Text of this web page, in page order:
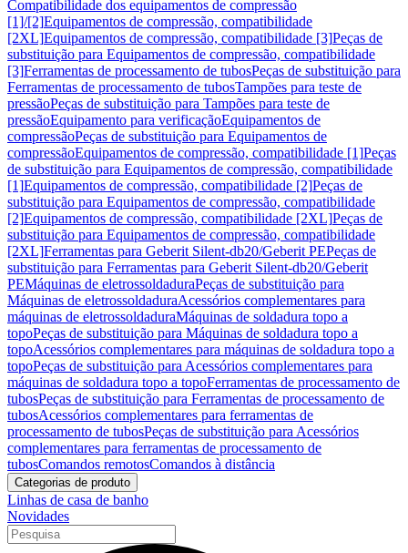
Compatibilidade dos equipamentos de compressão
[1]/[2]Equipamentos de compressão, compatibilidade
[2XL]Equipamentos de compressão, compatibilidade [3]Peças de
substituição para Equipamentos de compressão, compatibilidade
[3]Ferramentas de processamento de tubosPeças de substituição para
Ferramentas de processamento de tubosTampões para teste de
pressãoPeças de substituição para Tampões para teste de
pressãoEquipamento para verificaçãoEquipamentos de
compressãoPeças de substituição para Equipamentos de
compressãoEquipamentos de compressão, compatibilidade [1]Peças
de substituição para Equipamentos de compressão, compatibilidade
[1]Equipamentos de compressão, compatibilidade [2]Peças de
substituição para Equipamentos de compressão, compatibilidade
[2]Equipamentos de compressão, compatibilidade [2XL]Peças de
substituição para Equipamentos de compressão, compatibilidade
[2XL]Ferramentas para Geberit Silent-db20/Geberit PEPeças de
substituição para Ferramentas para Geberit Silent-db20/Geberit
PEMáquinas de eletrossoldaduraPeças de substituição para
Máquinas de eletrossoldaduraAcessórios complementares para
máquinas de eletrossoldaduraMáquinas de soldadura topo a
topoPeças de substituição para Máquinas de soldadura topo a
topoAcessórios complementares para máquinas de soldadura topo a
topoPeças de substituição para Acessórios complementares para
máquinas de soldadura topo a topoFerramentas de processamento de
tubosPeças de substituição para Ferramentas de processamento de
tubosAcessórios complementares para ferramentas de
processamento de tubosPeças de substituição para Acessórios
complementares para ferramentas de processamento de
tubosComandos remotosComandos à distância
Categorias de produto
Linhas de casa de banho
Novidades